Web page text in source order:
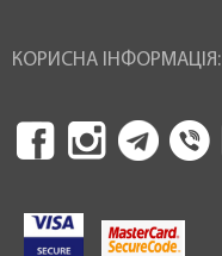
КОРИСНА ІНФОРМАЦІЯ: